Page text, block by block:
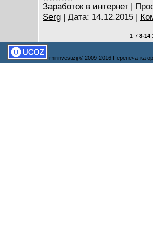
Заработок в интернет |
Serg | Дата: 14.12.2015 |
1-7 8-14
mirinvestizij © 2009-2016 Перепечатка